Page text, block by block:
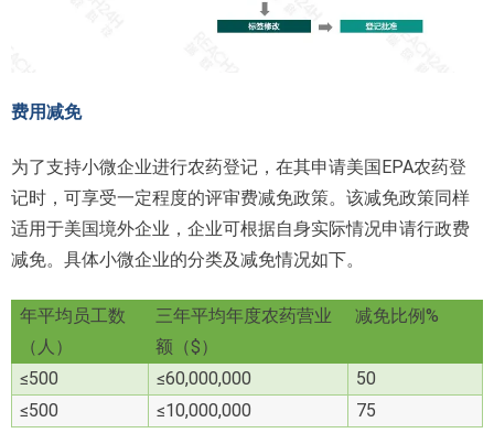
费用减免
为了支持小微企业进行农药登记，在其申请美国EPA农药登
记时，可享受一定程度的评审费减免政策。该减免政策同样
适用于美国境外企业，企业可根据自身实际情况申请行政费
减免。具体小微企业的分类及减免情况如下。
年平均员工数
（人）
三年平均年度农药营业
额（$）
减免比例%
≤500 ≤60,000,000
50
≤500
≤10,000,000 75